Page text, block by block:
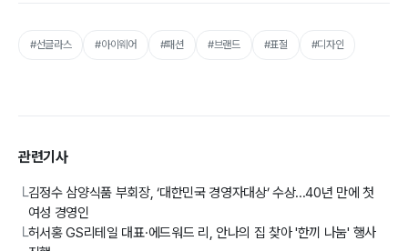
#선글라스 #아이웨어 #패션 #브랜드 #표절 #디자인
관련기사
└김정수 삼양식품 부회장, ‘대한민국 경영자대상’ 수상...40년 만에 첫
여성 경영인
└허서홍 GS리테일 대표·에드워드 리, 안나의 집 찾아 '한끼 나눔' 행사